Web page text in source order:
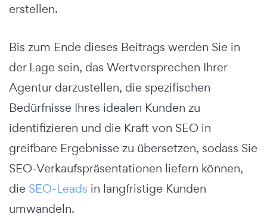
erstellen.
Bis zum Ende dieses Beitrags werden Sie in
der Lage sein, das Wertversprechen Ihrer
Agentur darzustellen, die spezifischen
Bedürfnisse Ihres idealen Kunden zu
identifizieren und die Kraft von SEO in
greifbare Ergebnisse zu übersetzen, sodass Sie
SEO-Verkaufspräsentationen liefern können,
die SEO-Leads in langfristige Kunden
umwandeln.